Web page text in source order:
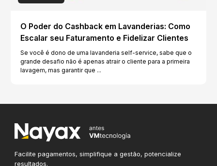
O Poder do Cashback em Lavanderias: Como
Escalar seu Faturamento e Fidelizar Clientes
Se você é dono de uma lavanderia self-service, sabe que o
grande desafio não é apenas atrair o cliente para a primeira
lavagem, mas garantir que ...
Facilite pagamentos, simplifique a gestão, potencialize
resultados.